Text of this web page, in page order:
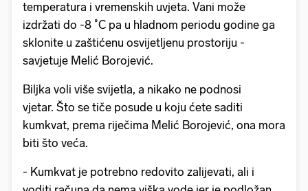
temperatura i vremenskih uvjeta. Vani može
izdržati do -8 ˚C pa u hladnom periodu godine ga
sklonite u zaštićenu osvijetljenu prostoriju -
savjetuje Melić Borojević.
Biljka voli više svijetla, a nikako ne podnosi
vjetar. Što se tiče posude u koju ćete saditi
kumkvat, prema riječima Melić Borojević, ona mora
biti što veća.
- Kumkvat je potrebno redovito zalijevati, ali i